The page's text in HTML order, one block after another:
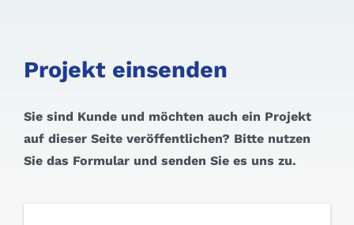
Projekt einsenden
Sie sind Kunde und möchten auch ein Projekt
auf dieser Seite veröffentlichen? Bitte nutzen
Sie das Formular und senden Sie es uns zu.